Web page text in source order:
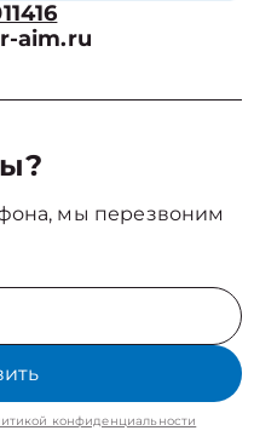
aim.ru
мы перезвоним
конфиденциальности